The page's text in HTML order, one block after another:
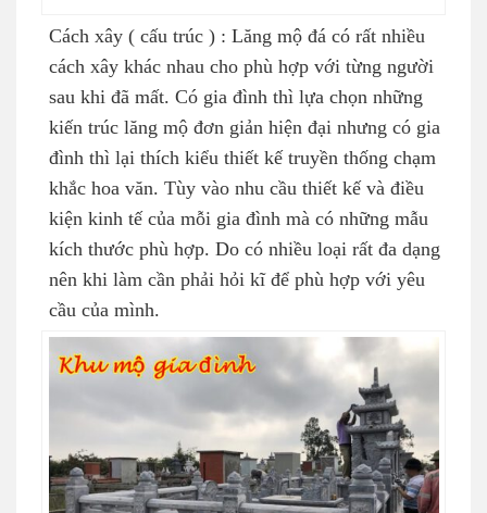
Cách xây ( cấu trúc ) : Lăng mộ đá có rất nhiều
cách xây khác nhau cho phù hợp với từng người
sau khi đã mất. Có gia đình thì lựa chọn những
kiến trúc lăng mộ đơn giản hiện đại nhưng có gia
đình thì lại thích kiểu thiết kế truyền thống chạm
khắc hoa văn. Tùy vào nhu cầu thiết kế và điều
kiện kinh tế của mỗi gia đình mà có những mẫu
kích thước phù hợp. Do có nhiều loại rất đa dạng
nên khi làm cần phải hỏi kĩ để phù hợp với yêu
cầu của mình.